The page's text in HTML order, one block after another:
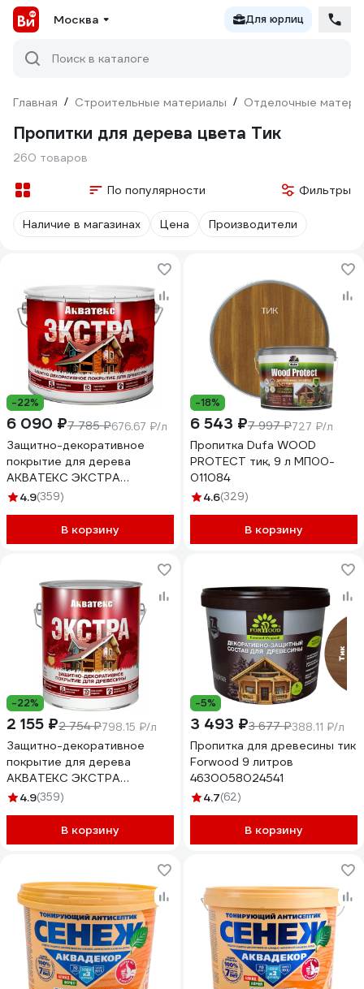
Москва Для юрлиц
Поиск в каталоге
Главная / Строительные материалы / Отделочные
Пропитки для дерева цвета Тик
260 товаров
По популярности Фильтры
Наличие в магазинах Цена Производители
-22%
6 090 ₽7 785 ₽676.67 ₽/л
Защитно-декоративное
покрытие для дерева
АКВАТЕКС ЭКСТРА
полуглянцевое, тик, 9 л
4.9(359)
В корзину
-18%
6 543 ₽7 997 ₽727 ₽/л
Пропитка Dufa WOOD
PROTECT тик, 9 л МП00-
011084
4.6(329)
В корзину
-22%
2 155 ₽2 754 ₽798.15 ₽/л
Защитно-декоративное
покрытие для дерева
АКВАТЕКС ЭКСТРА
полуглянцевое, тик, 2.7 л
4.9(359)
В корзину
-5%
3 493 ₽3 677 ₽388.11 ₽/л
Пропитка для древесины тик
Forwood 9 литров
4630058024541
4.7(62)
В корзину